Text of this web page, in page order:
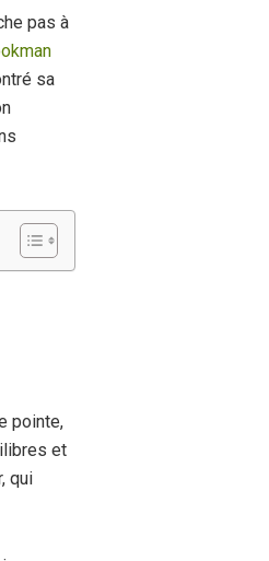
pas à
sa
pointe,
et
qui